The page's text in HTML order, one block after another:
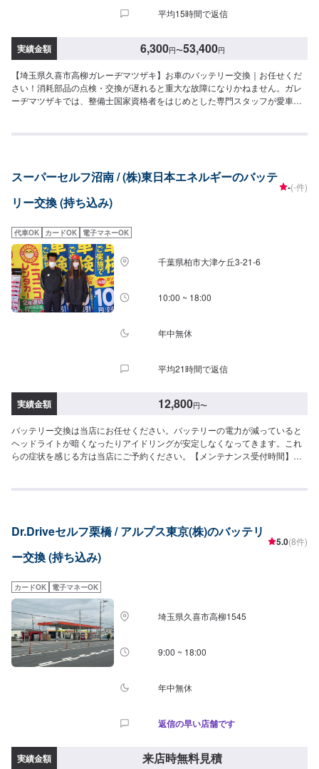
平均15時間で返信
実績金額 6,300円〜53,400円
【埼玉県久喜市高柳ガレーヂマツザキ】お車のバッテリー交換｜お任せくだ
さい！消耗部品の点検・交換が遅れると重大な故障になりかねません。ガレ
ーヂマツザキでは、整備士国家資格者をはじめとした専門スタッフが愛車の
安全衛生法に定められている教育を受けた整備士が整備を行っております。
込み・引き取り【4】正式なお見積り【5】作業開始【6】納車時のお支払い<
代車について>ガレーヂマツザキでは、鈑金・塗装・修理等で愛車をお預かり
している間、代車をお貸し致します。台数も豊富な20台ご用意しておりま
ください。※代車の燃料代はお客様にご負担いただいております。<定休日・
営業時間>定休日：なし営業時間：9:00~18:00クレジット・QR決済などをご
希望の方は事前にお申し付けください。
スーパーセルフ沼南 / (株)東日本エネルギーのバッテ
リー交換 (持ち込み)
-(-件)
代車OK カードOK 電子マネーOK
千葉県柏市大津ケ丘3-21-6
10:00 ~ 18:00
年中無休
平均21時間で返信
実績金額 12,800円〜
バッテリー交換は当店にお任せください。バッテリーの電力が減っていると
ヘッドライトが暗くなったりアイドリングが安定しなくなってきます。これ
らの症状を感じる方は当店にご予約ください。【メンテナンス受付時間】当
Dr.Driveセルフ栗橋 / アルプス東京(株)のバッテリ
ー交換 (持ち込み)
5.0(8件)
カードOK 電子マネーOK
埼玉県久喜市高柳1545
9:00 ~ 18:00
年中無休
返信の早い店舗です
実績金額 来店時無料見積